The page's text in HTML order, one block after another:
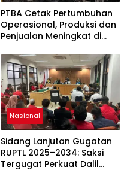
PTBA Cetak Pertumbuhan
Operasional, Produksi dan
Penjualan Meningkat di
Global 2025
Nasional
Sidang Lanjutan Gugatan
RUPTL 2025–2034: Saksi
Tergugat Perkuat Dalil